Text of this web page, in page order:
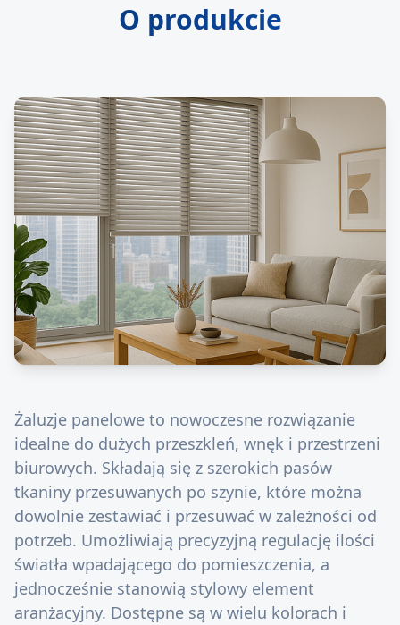
O produkcie
Żaluzje panelowe to nowoczesne rozwiązanie
idealne do dużych przeszkleń, wnęk i przestrzeni
biurowych. Składają się z szerokich pasów
tkaniny przesuwanych po szynie, które można
dowolnie zestawiać i przesuwać w zależności od
potrzeb. Umożliwiają precyzyjną regulację ilości
światła wpadającego do pomieszczenia, a
jednocześnie stanowią stylowy element
aranżacyjny. Dostępne są w wielu kolorach i